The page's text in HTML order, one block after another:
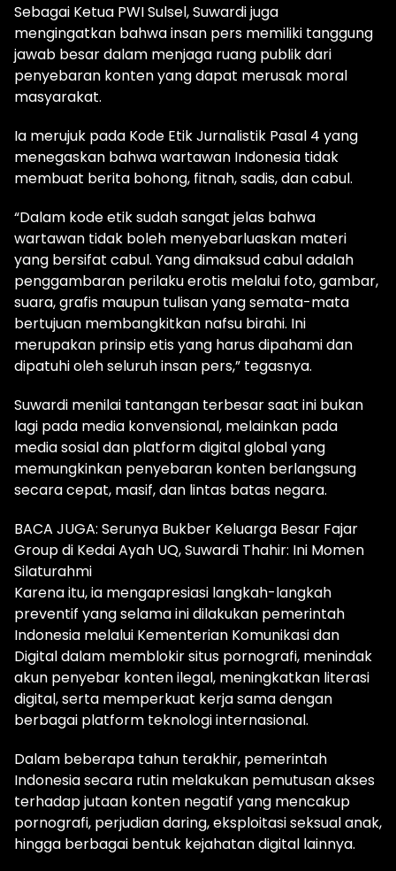
Sebagai Ketua PWI Sulsel, Suwardi juga
mengingatkan bahwa insan pers memiliki tanggung
jawab besar dalam menjaga ruang publik dari
penyebaran konten yang dapat merusak moral
masyarakat.
Ia merujuk pada Kode Etik Jurnalistik Pasal 4 yang
menegaskan bahwa wartawan Indonesia tidak
membuat berita bohong, fitnah, sadis, dan cabul.
“Dalam kode etik sudah sangat jelas bahwa
wartawan tidak boleh menyebarluaskan materi
yang bersifat cabul. Yang dimaksud cabul adalah
penggambaran perilaku erotis melalui foto, gambar,
suara, grafis maupun tulisan yang semata-mata
bertujuan membangkitkan nafsu birahi. Ini
merupakan prinsip etis yang harus dipahami dan
dipatuhi oleh seluruh insan pers,” tegasnya.
Suwardi menilai tantangan terbesar saat ini bukan
lagi pada media konvensional, melainkan pada
media sosial dan platform digital global yang
memungkinkan penyebaran konten berlangsung
secara cepat, masif, dan lintas batas negara.
BACA JUGA: Serunya Bukber Keluarga Besar Fajar
Group di Kedai Ayah UQ, Suwardi Thahir: Ini Momen
Silaturahmi
Karena itu, ia mengapresiasi langkah-langkah
preventif yang selama ini dilakukan pemerintah
Indonesia melalui Kementerian Komunikasi dan
Digital dalam memblokir situs pornografi, menindak
akun penyebar konten ilegal, meningkatkan literasi
digital, serta memperkuat kerja sama dengan
berbagai platform teknologi internasional.
Dalam beberapa tahun terakhir, pemerintah
Indonesia secara rutin melakukan pemutusan akses
terhadap jutaan konten negatif yang mencakup
pornografi, perjudian daring, eksploitasi seksual anak,
hingga berbagai bentuk kejahatan digital lainnya.